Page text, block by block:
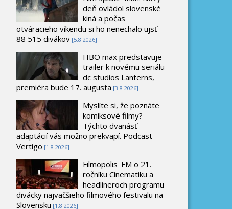
deň ovládol slovenské
kiná a počas
otváracieho víkendu si ho nenechalo ujsť
88 515 divákov [5.8 2026]
HBO max predstavuje
trailer k novému seriálu
dc studios Lanterns,
premiéra bude 17. augusta [3.8 2026]
Myslíte si, že poznáte
komiksové filmy?
Týchto dvanásť
adaptácií vás možno prekvapí. Podcast
Vertigo [1.8 2026]
Filmopolis_FM o 21.
ročníku Cinematiku a
headlineroch programu
divácky najväčšieho filmového festivalu na
Slovensku [1.8 2026]